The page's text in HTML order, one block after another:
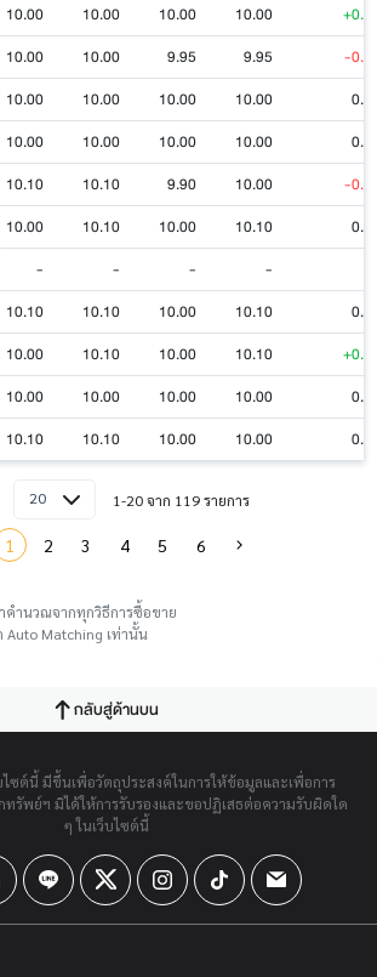
10.00 10.00 10.00 10.00
10.00 10.00 9.95 9.95
-
10.00 10.00 10.00 10.00
10.00 10.00 10.00 10.00
10.10 10.10 9.90 10.00
-
10.00 10.10 10.00 10.10
- - - -
10.10 10.10 10.00 10.10
10.00 10.10 10.00 10.10
10.00 10.00 10.00 10.00
10.10 10.10 10.00 10.00
20 1-20 จาก 119 รายการ
1 2 3 4 5 6
ำนวณจากทุกวิธีการซื้อขาย
Matching เท่านั้น
กลับสู่ด้านบน
ซต์นี้ มีขึ้นเพื่อวัตถุประสงค์ในการให้ข้อมูลและเพื่อการ
รัพย์ฯ มิได้ให้การรับรองและขอปฏิเสธต่อความรับผิดใด
ๆ ในเว็บไซต์นี้